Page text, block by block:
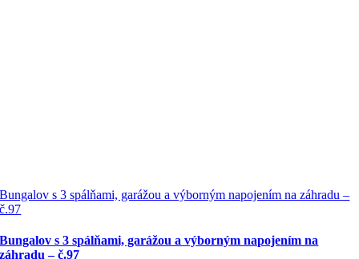
Bungalov s 3 spálňami, garážou a výborným napojením na záhradu –
č.97
Bungalov s 3 spálňami, garážou a výborným napojením na
záhradu – č.97